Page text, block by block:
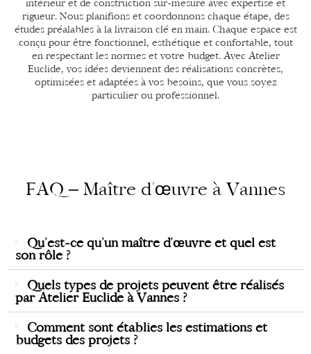
rigueur. Nous planifions et coordonnons chaque étape, des
études préalables à la livraison clé en main. Chaque espace est
conçu pour être fonctionnel, esthétique et confortable, tout
en respectant les normes et votre budget. Avec Atelier
Euclide, vos idées deviennent des réalisations concrètes,
optimisées et adaptées à vos besoins, que vous soyez
particulier ou professionnel.
FAQ – Maître d’œuvre à Vannes
Qu’est-ce qu’un maître d’œuvre et quel est
son rôle ?
Quels types de projets peuvent être réalisés
par Atelier Euclide à Vannes ?
Comment sont établies les estimations et
budgets des projets ?